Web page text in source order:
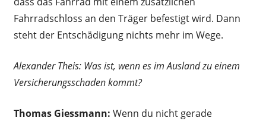
Fahrradschloss an den Träger befestigt wird. Dann
steht der Entschädigung nichts mehr im Wege.
Alexander Theis: Was ist, wenn es im Ausland zu einem
Versicherungsschaden kommt?
Thomas Giessmann: Wenn du nicht gerade